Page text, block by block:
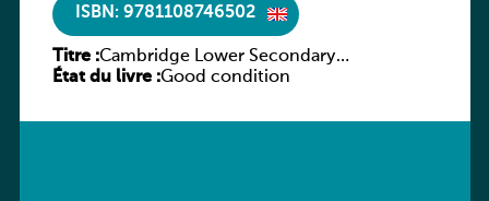
ISBN: 9781108746502
Titre :Cambridge Lower Secondary
Mathematics Workbook 9
État du livre :Good condition